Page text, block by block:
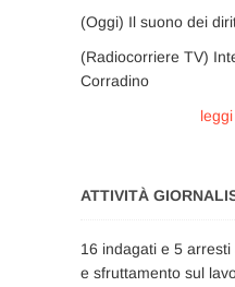
(Oggi) Il suono dei
(Radiocorriere TV)
Corradino
ATTIVITÀ
16 indagati e 5
e sfruttamento sul